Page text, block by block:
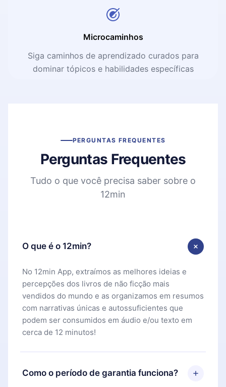
Microcaminhos
Siga caminhos de aprendizado curados para
dominar tópicos e habilidades específicas
PERGUNTAS FREQUENTES
Perguntas Frequentes
Tudo o que você precisa saber sobre o
12min
O que é o 12min?
No 12min App, extraímos as melhores ideias e
percepções dos livros de não ficção mais
vendidos do mundo e as organizamos em resumos
com narrativas únicas e autossuficientes que
podem ser consumidos em áudio e/ou texto em
cerca de 12 minutos!
Como o período de garantia funciona?